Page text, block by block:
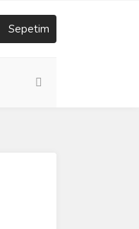
Sepetim